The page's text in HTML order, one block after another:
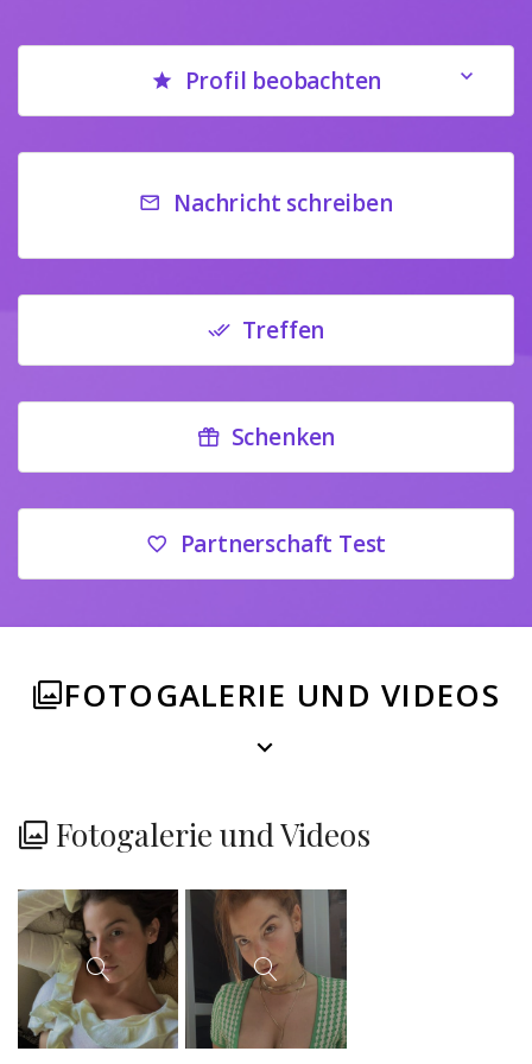
Profil beobachten
Nachricht schreiben
Treffen
Schenken
Partnerschaft Test
FOTOGALERIE UND VIDEOS
Fotogalerie und Videos